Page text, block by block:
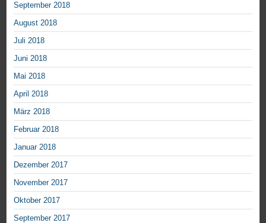
September 2018
August 2018
Juli 2018
Juni 2018
Mai 2018
April 2018
März 2018
Februar 2018
Januar 2018
Dezember 2017
November 2017
Oktober 2017
September 2017